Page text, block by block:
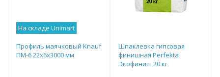
На складе Unimart
Профиль маячковый Knauf
ПМ-6 22х6х3000 мм
Шпаклевка гипсовая
финишная Perfekta
Экофиниш 20 кг